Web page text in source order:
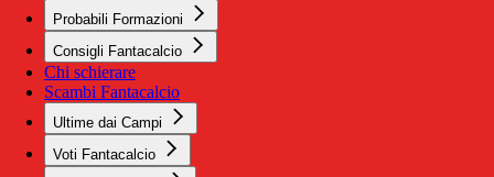
Probabili Formazioni
Consigli Fantacalcio
Chi schierare
Scambi Fantacalcio
Ultime dai Campi
Voti Fantacalcio